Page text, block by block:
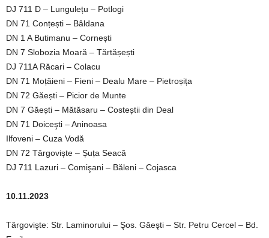
DJ 711 D – Lungulețu – Potlogi
DN 71 Conțești – Bâldana
DN 1 A Butimanu – Cornești
DN 7 Slobozia Moară – Tărtășești
DJ 711A Răcari – Colacu
DN 71 Moțăieni – Fieni – Dealu Mare – Pietroșița
DN 72 Găești – Picior de Munte
DN 7 Găești – Mătăsaru – Costeștii din Deal
DN 71 Doiceşti – Aninoasa
Ilfoveni – Cuza Vodă
DN 72 Târgoviște – Șuța Seacă
DJ 711 Lazuri – Comişani – Băleni – Cojasca
10.11.2023
Târgovişte: Str. Laminorului – Şos. Găeşti – Str. Petru Cercel – Bd.